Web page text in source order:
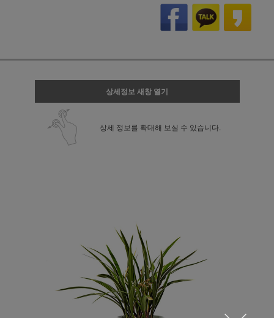
상세정보 새창 열기
상세 정보를 확대해 보실 수 있습니다.